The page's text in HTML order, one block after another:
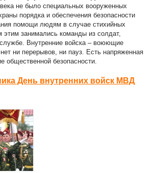
не было специальных вооруженных
порядка и обеспечения безопасности
помощи людям в случае стихийных
этим занимались команды из солдат,
Внутренние войска – воюющие
ни перерывов, ни пауз. Есть напряженная
общественной безопасности.
День внутренних войск МВД